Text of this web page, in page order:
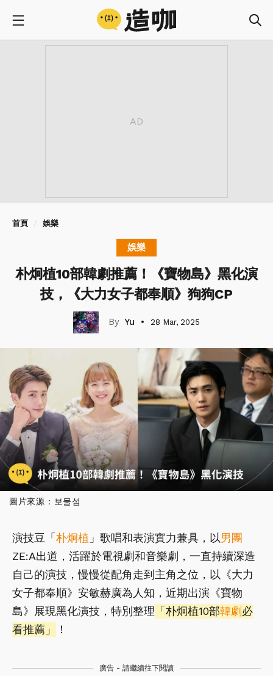
首頁 娛樂
娛樂
朴炯植10部韓劇推薦！《寶物島》黑化演
技，《大力女子都奉順》狗狗CP
Yu 28 Mar, 2025
圖片來源：보물섬
演技豆「 朴炯植 」歌唱和表演實力兼具，以男團
ZE:A出道，活躍於電視劇和音樂劇，一直持續深造
自己的演技，慢慢從配角走到主角之位，以《大力
女子都奉順》安敏赫廣為人知，近期出演《寶物
島》展現黑化演技，特別整理 「朴炯植10部韓劇 必
看推薦」
！
廣告 - 請繼續往下閱讀